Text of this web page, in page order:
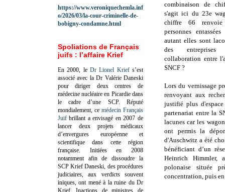
combinaison de
s'agit ici du 23e
chiffre 66
personnes
autant elles sont
des
collaboration entre
SNCF ?
Lors du vernissage
renvoyant aux
justifié plus
partenariat entre la
lacunes car les
ont permis la
d'Auschwitz a été
bénéficiant d’un
Heinrich Himmler,
polonaise située
concentration, puis
https://www.veroniquechemla.inf
o/2026/03/la-cour-criminelle-de-
bobigny-condamne.html
Spoliations de Français
juifs : l’affaire Krief
En 2000, le Dr Lionel Kriefs’est
associé avec la Dr Valérie Daneski
pour diriger deux centres de
médecine nucléaire en Picardie dans
le cadre d’une SCP. Réputé
mondialement, ce médecin Français
Juif brillant a envisagé en 2007 de
lancer deux projets médicaux
d’envergures européenne et
scientifique dans cette région
française. Initiées en 2008
notamment afin de dissoudre la
SCP Krief Daneski, des procédures
judiciaires, aux verdicts souvent
iniques, ont mené à la ruine du Dr
Krief.Inactions de ministres de